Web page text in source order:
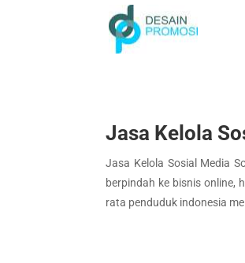
Jasa Kelola
Jasa Kelola Sosial Media
berpindah ke bisnis online,
rata penduduk indonesia